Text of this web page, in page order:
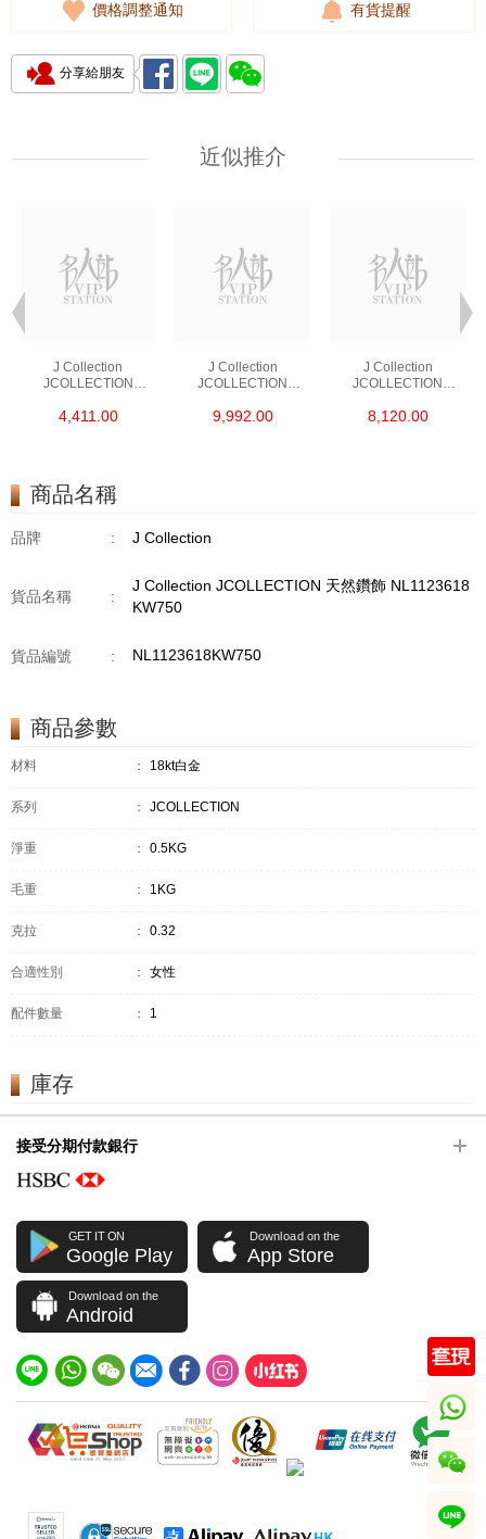
價格調整通知 有貨提醒
分享給朋友
近似推介
J Collection
JCOLLECTION
RDDI 0.48 CT18KR
4,411.00
J Collection
JCOLLECTION
RDDI 1.34 CT18KW
9,992.00
J Collection
JCOLLECTION
W/DIAMOND 7
8,120.00
商品名稱
品牌 : J Collection
貨品名稱 :
J Collection JCOLLECTION 天然鑽飾 NL1123618
KW750
貨品編號 : NL1123618KW750
商品參數
材料 ： 18kt白金
系列 ： JCOLLECTION
淨重 ： 0.5KG
毛重 ： 1KG
克拉 ： 0.32
合適性別 ： 女性
配件數量 ： 1
庫存
接受分期付款銀行
GET IT ON
Google Play
Download on the
App Store
Download on the
Android